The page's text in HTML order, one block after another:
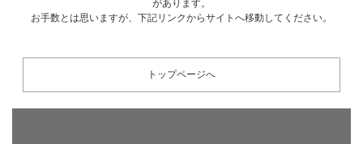
があります。
お手数とは思いますが、下記リンクからサイトへ移動してください。
トップページへ